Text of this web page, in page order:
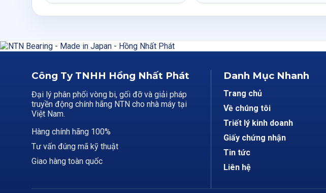
Công Ty TNHH Hồng Nhất Phát
Đại lý phân phối vòng bi, gối đỡ và giải pháp
truyền động chính hãng NTN cho nhà máy tại
Việt Nam.
Hàng chính hãng 100%
Tư vấn đúng mã kỹ thuật
Giao hàng toàn quốc
Danh Mục Nhanh
Trang chủ
Về chúng tôi
Triết lý kinh doanh
Giấy chứng nhận
Tin tức
Liên hệ